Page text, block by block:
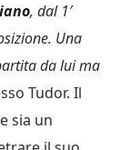
, dal 1′
Una
da lui ma
Tudor. Il
sia un